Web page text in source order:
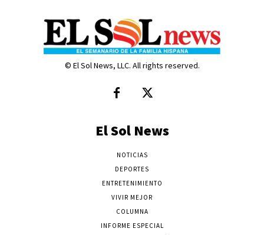
© El Sol News, LLC. All rights reserved.
El Sol News
NOTICIAS
DEPORTES
ENTRETENIMIENTO
VIVIR MEJOR
COLUMNA
INFORME ESPECIAL